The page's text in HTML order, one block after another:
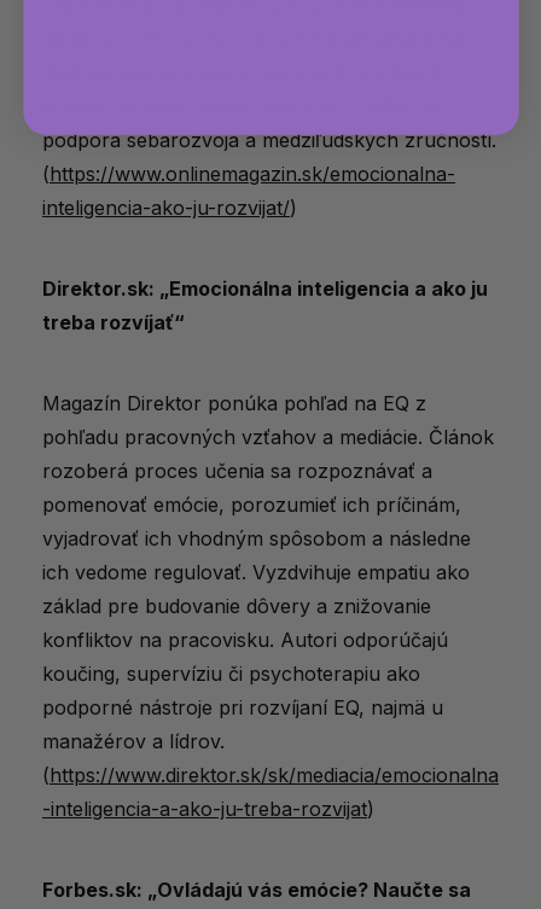
podpora sebarozvoja a medziľudských zručností.
(https://www.onlinemagazin.sk/emocionalna-
inteligencia-ako-ju-rozvijat/)
Direktor.sk: „Emocionálna inteligencia a ako ju
treba rozvíjať“
Magazín Direktor ponúka pohľad na EQ z
pohľadu pracovných vzťahov a mediácie. Článok
rozoberá proces učenia sa rozpoznávať a
pomenovať emócie, porozumieť ich príčinám,
vyjadrovať ich vhodným spôsobom a následne
ich vedome regulovať. Vyzdvihuje empatiu ako
základ pre budovanie dôvery a znižovanie
konfliktov na pracovisku. Autori odporúčajú
koučing, supervíziu či psychoterapiu ako
podporné nástroje pri rozvíjaní EQ, najmä u
manažérov a lídrov.
(https://www.direktor.sk/sk/mediacia/emocionalna
-inteligencia-a-ako-ju-treba-rozvijat)
Forbes.sk: „Ovládajú vás emócie? Naučte sa